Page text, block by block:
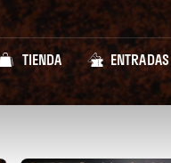
TIENDA ENTRADAS